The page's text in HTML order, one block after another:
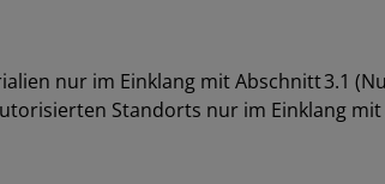
nur im Einklang mit Abschnitt 3.1
Standorts nur im Einklang